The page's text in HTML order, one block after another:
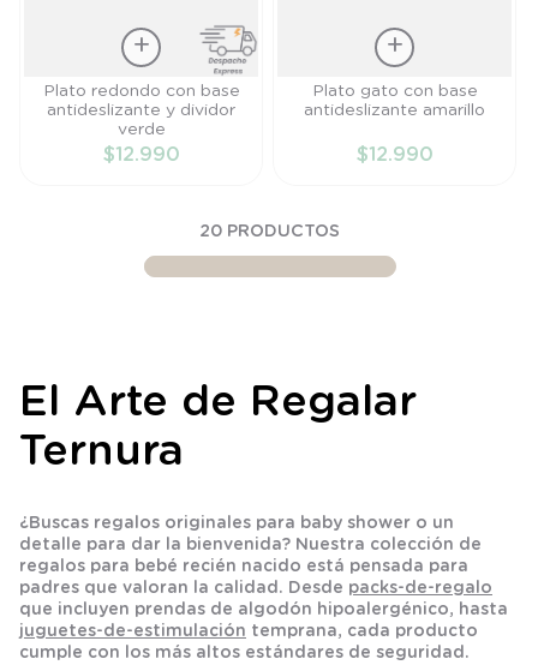
Talla
Plato redondo con base
antideslizante y dividor
verde
$12.990
TallaPlato gato con base
antideslizante amarillo
$12.990
20 PRODUCTOS
El Arte de Regalar
Ternura
¿Buscas regalos originales para baby shower o un
detalle para dar la bienvenida? Nuestra colección de
regalos para bebé recién nacido está pensada para
padres que valoran la calidad. Desde packs-de-regalo
que incluyen prendas de algodón hipoalergénico, hasta
juguetes-de-estimulación temprana, cada producto
cumple con los más altos estándares de seguridad.